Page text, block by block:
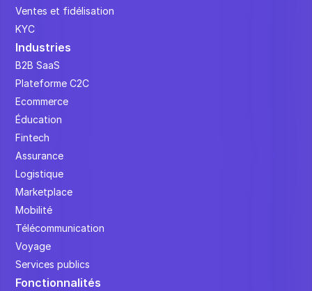
Ventes et fidélisation
KYC
Industries
B2B SaaS
Plateforme C2C
Ecommerce
Éducation
Fintech
Assurance
Logistique
Marketplace
Mobilité
Télécommunication
Voyage
Services publics
Fonctionnalités